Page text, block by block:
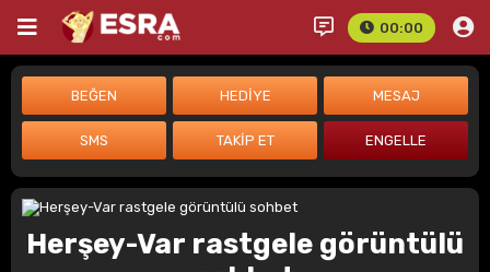
00:00
Herşey-Var rastgele görüntülü